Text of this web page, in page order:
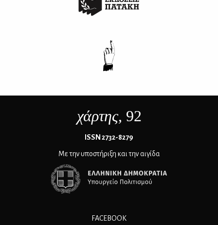
χάρτης, 92
ΙSSN 2732-8279
Με την υποστήριξη και την αιγίδα
FACEBOOK